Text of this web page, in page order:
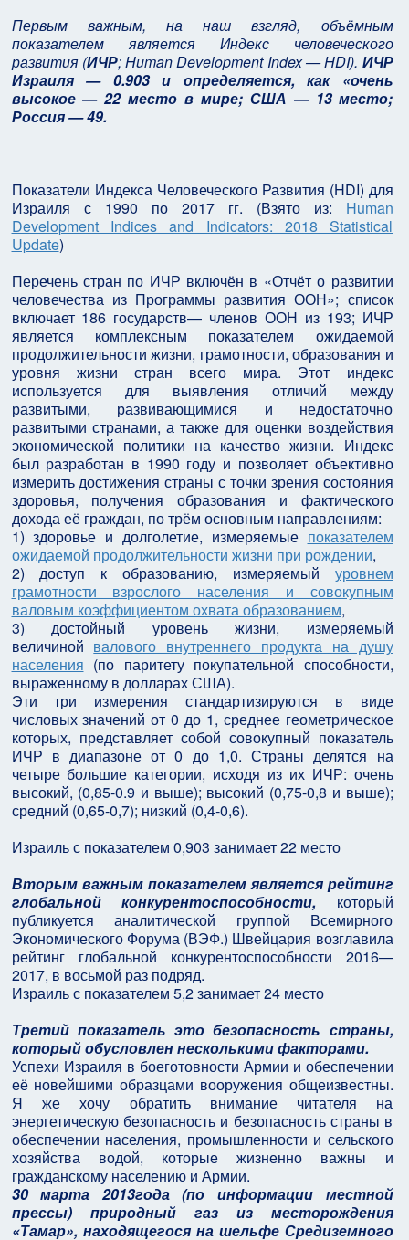
Первым важным, на наш взгляд, объёмным
показателем являетсяИндекс человеческого
развития (ИЧР; Human Development Index — HDI). ИЧР
Израиля — 0.903 и определяется, как «очень
высокое — 22 место в мире; США — 13 место;
Россия — 49.
Показатели Индекса Человеческого Развития (HDI) для
Израиля с 1990 по 2017 гг. (Взято из: Human
Development Indices and Indicators: 2018 Statistical
Update)
Перечень стран по ИЧР включён в «Отчёт о развитии
человечества из Программы развития ООН»; список
включает 186 государств— членов ООН из 193; ИЧР
является комплексным показателем ожидаемой
продолжительности жизни, грамотности, образования и
уровня жизни стран всего мира. Этот индекс
используется для выявления отличий между
развитыми, развивающимися и недостаточно
развитыми странами, а также для оценки воздействия
экономической политики на качество жизни. Индекс
был разработан в 1990 году и позволяет объективно
измерить достижения страны с точки зрения состояния
здоровья, получения образования и фактического
дохода её граждан, по трём основным направлениям:
1) здоровье и долголетие, измеряемые показателем
ожидаемой продолжительности жизни при рождении,
2) доступ к образованию, измеряемый уровнем
грамотности взрослого населения и совокупным
валовым коэффициентом охвата образованием,
3) достойный уровень жизни, измеряемый
величиной валового внутреннего продукта на душу
населения (по паритету покупательной способности,
выраженному в долларах США).
Эти три измерения стандартизируются в виде
числовых значений от 0 до 1, среднее геометрическое
которых, представляет собой совокупный показатель
ИЧР в диапазоне от 0 до 1,0. Страны делятся на
четыре большие категории, исходя из их ИЧР: очень
высокий, (0,85-0.9 и выше); высокий (0,75-0,8 и выше);
средний (0,65-0,7); низкий (0,4-0,6).
Израиль с показателем 0,903 занимает 22 место
Вторым важным показателем является рейтинг
глобальной конкурентоспособности, который
публикуется аналитической группой Всемирного
Экономического Форума (ВЭФ.) Швейцария возглавила
рейтинг глобальной конкурентоспособности 2016—
2017, в восьмой раз подряд.
Израиль с показателем 5,2 занимает 24 место
Третий показатель это безопасность страны,
который обусловлен несколькими факторами.
Успехи Израиля в боеготовности Армии и обеспечении
её новейшими образцами вооружения общеизвестны.
Я же хочу обратить внимание читателя на
энергетическую безопасность и безопасность страны в
обеспечении населения, промышленности и сельского
хозяйства водой, которые жизненно важны и
гражданскому населению и Армии.
30 марта 2013года (по информации местной
прессы) природный газ из месторождения
«Тамар», находящегося на шельфе Средиземного